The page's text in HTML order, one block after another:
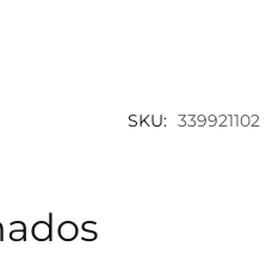
SKU: 339921102